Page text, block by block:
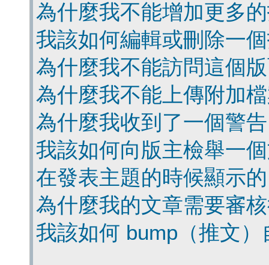
為什麼我不能增加更多
我該如何編輯或刪除一
為什麼我不能訪問這個
為什麼我不能上傳附加
為什麼我收到了一個警
我該如何向版主檢舉一
在發表主題的時候顯示
為什麼我的文章需要審
我該如何 bump（推文